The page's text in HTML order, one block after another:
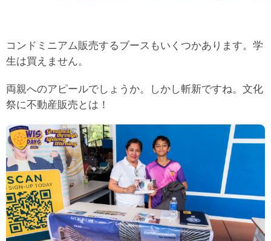
コンドミニアム販売するブースもいくつかあります。学
生は買えません。
両親へのアピールでしょうか。しかし斬新ですね。文化
祭に不動産販売とは！